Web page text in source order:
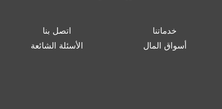
خدماتنا
اتصل بنا
أسواق المال
الأسئلة الشائعة